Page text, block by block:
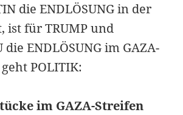
die ENDLÖSUNG in der
ist für TRUMP und
die ENDLÖSUNG im GAZA-
POLITIK:
im GAZA-Streifen